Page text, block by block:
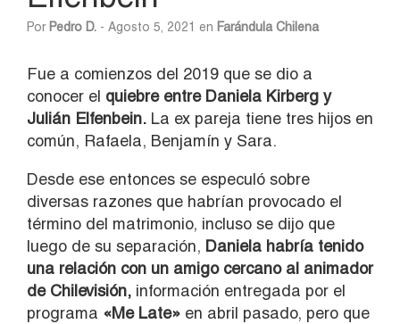
Por Pedro D. - Agosto 5, 2021 en Farándula Chilena
Fue a comienzos del 2019 que se dio a
conocer el quiebre entre Daniela Kirberg y
Julián Elfenbein. La ex pareja tiene tres hijos en
común, Rafaela, Benjamín y Sara.
Desde ese entonces se especuló sobre
diversas razones que habrían provocado el
término del matrimonio, incluso se dijo que
luego de su separación, Daniela habría tenido
una relación con un amigo cercano al animador
de Chilevisión, información entregada por el
programa «Me Late» en abril pasado, pero que